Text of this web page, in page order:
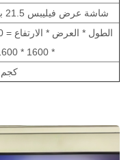
شاشة عرض فيليبس 21.5 بوصة
* 1600 * 1600 مم
350 كجم